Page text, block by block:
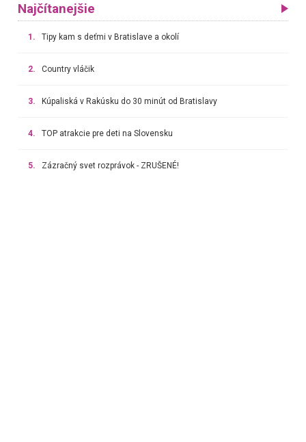
Najčítanejšie
1. Tipy kam s deťmi v Bratislave a okolí
2. Country vláčik
3. Kúpaliská v Rakúsku do 30 minút od Bratislavy
4. TOP atrakcie pre deti na Slovensku
5. Zázračný svet rozprávok - ZRUŠENÉ!